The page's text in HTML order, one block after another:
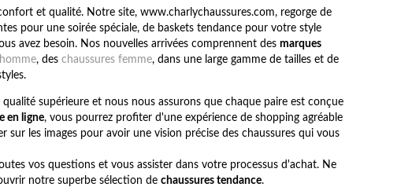
et qualité. Notre site, www.charlychaussures.com, regorge de
pour une soirée spéciale, de baskets tendance pour votre style
avez besoin. Nos nouvelles arrivées comprennent des marques
, des chaussures femme, dans une large gamme de tailles et de
supérieure et nous nous assurons que chaque paire est conçue
en ligne, vous pourrez profiter d'une expérience de shopping agréable
les images pour avoir une vision précise des chaussures qui vous
vos questions et vous assister dans votre processus d'achat. Ne
notre superbe sélection de chaussures tendance.